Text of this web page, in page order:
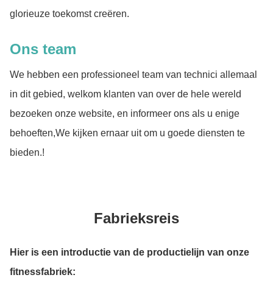
glorieuze toekomst creëren.
Ons team
We hebben een professioneel team van technici allemaal
in dit gebied, welkom klanten van over de hele wereld
bezoeken onze website, en informeer ons als u enige
behoeften,We kijken ernaar uit om u goede diensten te
bieden.!
Fabrieksreis
Hier is een introductie van de productielijn van onze
fitnessfabriek: